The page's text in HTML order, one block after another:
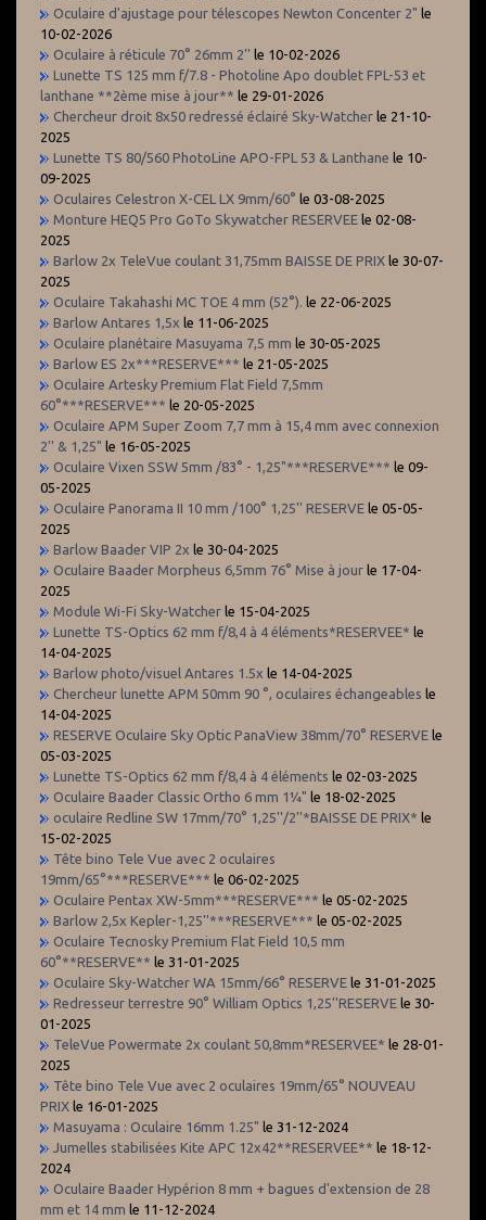
Oculaire d'ajustage pour télescopes Newton Concenter 2" le
10-02-2026
Oculaire à réticule 70° 26mm 2'' le 10-02-2026
Lunette TS 125 mm f/7.8 - Photoline Apo doublet FPL-53 et
lanthane **2ème mise à jour** le 29-01-2026
Chercheur droit 8x50 redressé éclairé Sky-Watcher le 21-10-
2025
Lunette TS 80/560 PhotoLine APO-FPL 53 & Lanthane le 10-
09-2025
Oculaires Celestron X-CEL LX 9mm/60° le 03-08-2025
Monture HEQ5 Pro GoTo Skywatcher RESERVEE le 02-08-
2025
Barlow 2x TeleVue coulant 31,75mm BAISSE DE PRIX le 30-07-
2025
Oculaire Takahashi MC TOE 4 mm (52°). le 22-06-2025
Barlow Antares 1,5x le 11-06-2025
Oculaire planétaire Masuyama 7,5 mm le 30-05-2025
Barlow ES 2x***RESERVE*** le 21-05-2025
Oculaire Artesky Premium Flat Field 7,5mm
60°***RESERVE*** le 20-05-2025
Oculaire APM Super Zoom 7,7 mm à 15,4 mm avec connexion
2'' & 1,25" le 16-05-2025
Oculaire Vixen SSW 5mm /83° - 1,25"***RESERVE*** le 09-
05-2025
Oculaire Panorama II 10 mm /100° 1,25'' RESERVE le 05-05-
2025
Barlow Baader VIP 2x le 30-04-2025
Oculaire Baader Morpheus 6,5mm 76° Mise à jour le 17-04-
2025
Module Wi-Fi Sky-Watcher le 15-04-2025
Lunette TS-Optics 62 mm f/8,4 à 4 éléments*RESERVEE* le
14-04-2025
Barlow photo/visuel Antares 1.5x le 14-04-2025
Chercheur lunette APM 50mm 90 °, oculaires échangeables le
14-04-2025
RESERVE Oculaire Sky Optic PanaView 38mm/70° RESERVE le
05-03-2025
Lunette TS-Optics 62 mm f/8,4 à 4 éléments le 02-03-2025
Oculaire Baader Classic Ortho 6 mm 1¼" le 18-02-2025
oculaire Redline SW 17mm/70° 1,25''/2''*BAISSE DE PRIX* le
15-02-2025
Tête bino Tele Vue avec 2 oculaires
19mm/65°***RESERVE*** le 06-02-2025
Oculaire Pentax XW-5mm***RESERVE*** le 05-02-2025
Barlow 2,5x Kepler-1,25''***RESERVE*** le 05-02-2025
Oculaire Tecnosky Premium Flat Field 10,5 mm
60°**RESERVE** le 31-01-2025
Oculaire Sky-Watcher WA 15mm/66° RESERVE le 31-01-2025
Redresseur terrestre 90° William Optics 1,25''RESERVE le 30-
01-2025
TeleVue Powermate 2x coulant 50,8mm*RESERVEE* le 28-01-
2025
Tête bino Tele Vue avec 2 oculaires 19mm/65° NOUVEAU
PRIX le 16-01-2025
Masuyama : Oculaire 16mm 1.25" le 31-12-2024
Jumelles stabilisées Kite APC 12x42**RESERVEE** le 18-12-
2024
Oculaire Baader Hypérion 8 mm + bagues d'extension de 28
mm et 14 mm le 11-12-2024